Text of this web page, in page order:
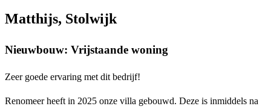
Matthijs, Stolwijk
Nieuwbouw: Vrijstaande woning
Zeer goede ervaring met dit bedrijf!
Renomeer heeft in 2025 onze villa gebouwd. Deze is inmiddels na